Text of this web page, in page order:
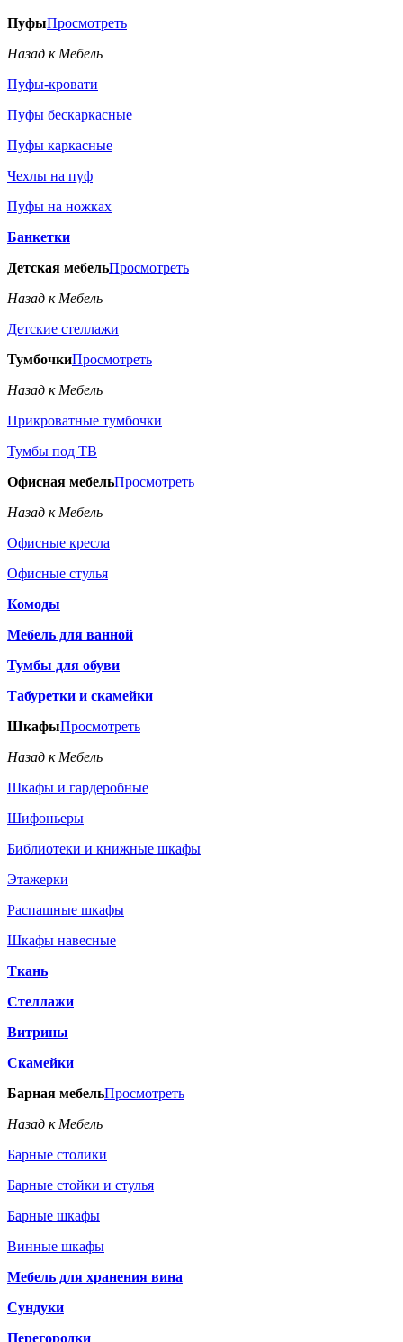
ПуфыПросмотреть
Назад к Мебель
Пуфы-кровати
Пуфы бескаркасные
Пуфы каркасные
Чехлы на пуф
Пуфы на ножках
Банкетки
Детская мебельПросмотреть
Назад к Мебель
Детские стеллажи
ТумбочкиПросмотреть
Назад к Мебель
Прикроватные тумбочки
Тумбы под ТВ
Офисная мебельПросмотреть
Назад к Мебель
Офисные кресла
Офисные стулья
Комоды
Мебель для ванной
Тумбы для обуви
Табуретки и скамейки
ШкафыПросмотреть
Назад к Мебель
Шкафы и гардеробные
Шифоньеры
Библиотеки и книжные шкафы
Этажерки
Распашные шкафы
Шкафы навесные
Ткань
Стеллажи
Витрины
Скамейки
Барная мебельПросмотреть
Назад к Мебель
Барные столики
Барные стойки и стулья
Барные шкафы
Винные шкафы
Мебель для хранения вина
Сундуки
Перегородки